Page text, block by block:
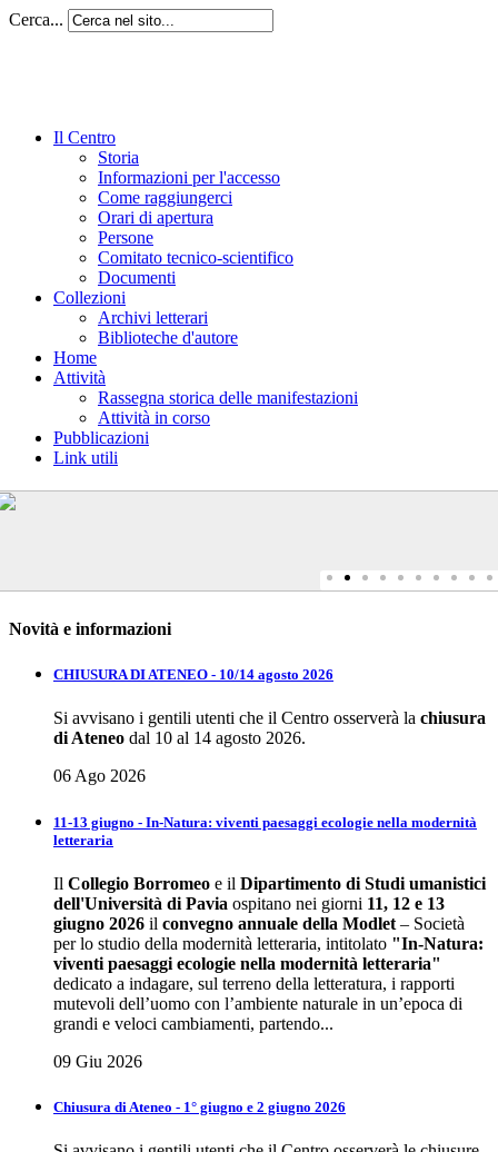
Cerca...
Il Centro
Storia
Informazioni per l'accesso
Come raggiungerci
Orari di apertura
Persone
Comitato tecnico-scientifico
Documenti
Collezioni
Archivi letterari
Biblioteche d'autore
Home
Attività
Rassegna storica delle manifestazioni
Attività in corso
Pubblicazioni
Link utili
Novità e informazioni
CHIUSURA DI ATENEO - 10/14 agosto 2026
Si avvisano i gentili utenti che il Centro osserverà la chiusura
di Ateneo dal 10 al 14 agosto 2026.
06 Ago 2026
11-13 giugno - In-Natura: viventi paesaggi ecologie nella modernità
letteraria
Il Collegio Borromeo e il Dipartimento di Studi umanistici
dell'Università di Pavia ospitano nei giorni 11, 12 e 13
giugno 2026 il convegno annuale della Modlet – Società
per lo studio della modernità letteraria, intitolato "In-Natura:
viventi paesaggi ecologie nella modernità letteraria"
dedicato a indagare, sul terreno della letteratura, i rapporti
mutevoli dell’uomo con l’ambiente naturale in un’epoca di
grandi e veloci cambiamenti, partendo...
09 Giu 2026
Chiusura di Ateneo - 1° giugno e 2 giugno 2026